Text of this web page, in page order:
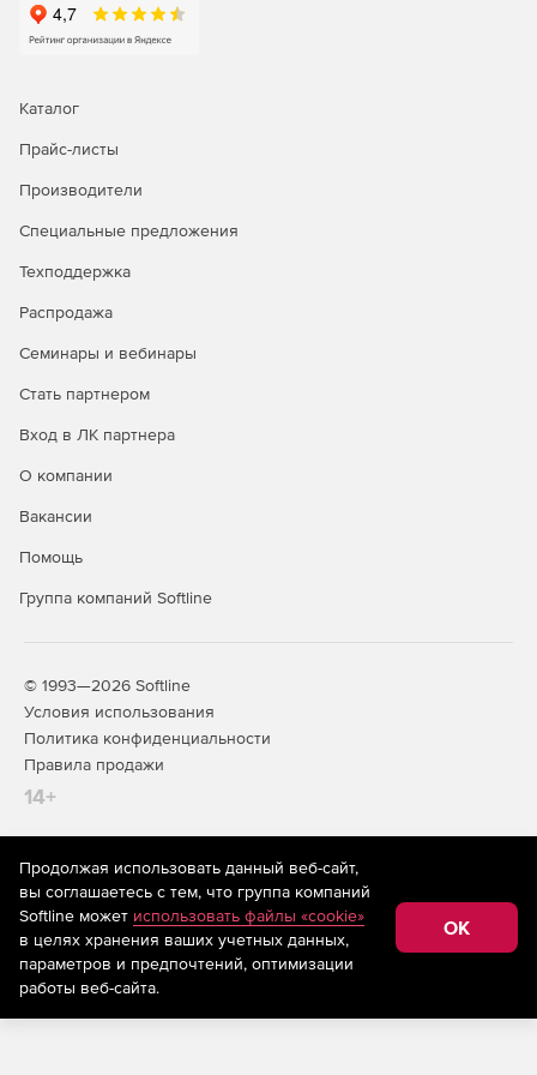
разделам базы можно открывать и для клиентов, чтобы
снизить нагрузку на техподдержку.
Каталог
Прайс-листы
Производители
Специальные предложения
Техподдержка
Распродажа
Семинары и вебинары
Стать партнером
Вход в ЛК партнера
О компании
Вакансии
Помощь
Группа компаний Softline
© 1993—2026 Softline
Условия использования
Политика конфиденциальности
Правила продажи
14+
На информационном ресурсе store.softline.ru применяются
рекомендательные технологии(информационные технологии
предоставления информации на основе сбора,
систематизации и анализа сведений, относящихся к
предпочтениям пользователей сети «Интернет»,
находящихся на территории Российской Федерации)
Продолжая использовать данный веб-сайт,
вы соглашаетесь с тем, что группа компаний
Softline может использовать файлы «cookie»
в целях хранения ваших учетных данных,
параметров и предпочтений, оптимизации
работы веб-сайта.
OK